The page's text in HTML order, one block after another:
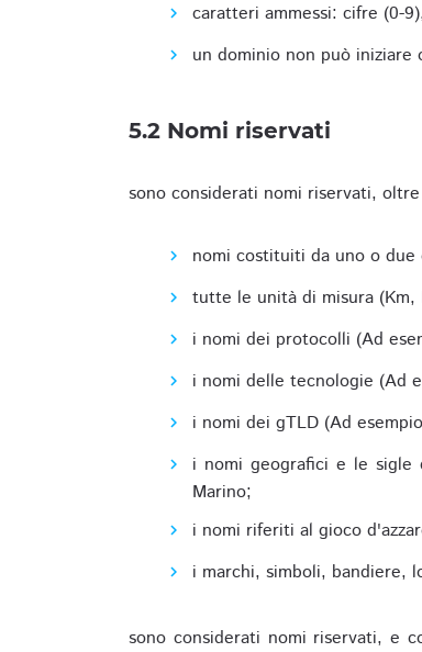
caratteri ammessi: cifre (0-
un dominio non può
5.2 Nomi riservati
sono considerati nomi riservati,
nomi costituiti da uno o due
tutte le unità di misura (Km,
i nomi dei protocolli (Ad
i nomi delle tecnologie (Ad
i nomi dei gTLD (Ad
i nomi geografici e le sigle
Marino;
i nomi riferiti al gioco
i marchi, simboli, bandiere,
sono considerati nomi riservati, e